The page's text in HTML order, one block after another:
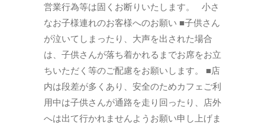
営業行為等は固くお断りいたします。 小さ
なお子様連れのお客様へのお願い ■子供さん
が泣いてしまったり、大声を出された場合
は、子供さんが落ち着かれるまでお席をお立
ちいただく等のご配慮をお願いします。 ■店
内は段差が多くあり、安全のためカフェご利
用中は子供さんが通路を走り回ったり、店外
へは出て行かれませんようお願い申し上げま